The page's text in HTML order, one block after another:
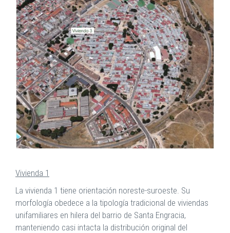
Vivienda 1
La vivienda 1 tiene orientación noreste-suroeste. Su
morfología obedece a la tipología tradicional de viviendas
unifamiliares en hilera del barrio de Santa Engracia,
manteniendo casi intacta la distribución original del